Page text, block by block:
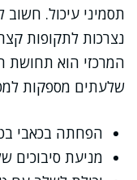
תסמיני עיכול.
נצרכות לתקופות
המרכזי הוא תחושת
שלעתים מספקות
הפחתה בכאבי
מניעת סיבוכים